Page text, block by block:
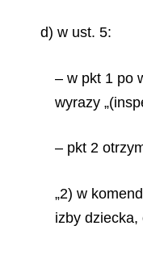
d) w ust. 5:
– w pkt 1 po
wyrazy
– pkt 2
„2) w
izby dziecka,